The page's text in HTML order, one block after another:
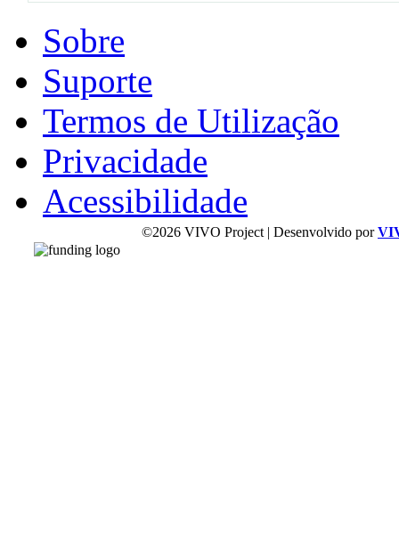
Sobre
Suporte
Termos de Utilização
Privacidade
Acessibilidade
©2026 VIVO Project | Desenvolvido por